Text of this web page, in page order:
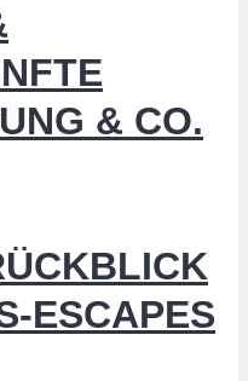
& CO.
ESCAPES